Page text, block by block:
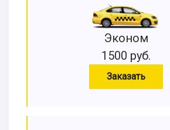
Эконом
1500 руб.
Заказать